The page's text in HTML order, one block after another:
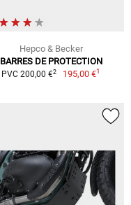
Hepco & Becker
BARRES DE PROTECTION
PVC 200,00 €2 195,00 €1